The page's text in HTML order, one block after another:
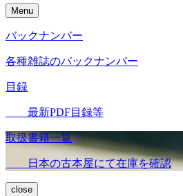
Menu
バックナンバー
各種雑誌のバックナンバー
目録
最新PDF目録等
取扱書籍一覧
日本の古本屋にて在庫を確認
close